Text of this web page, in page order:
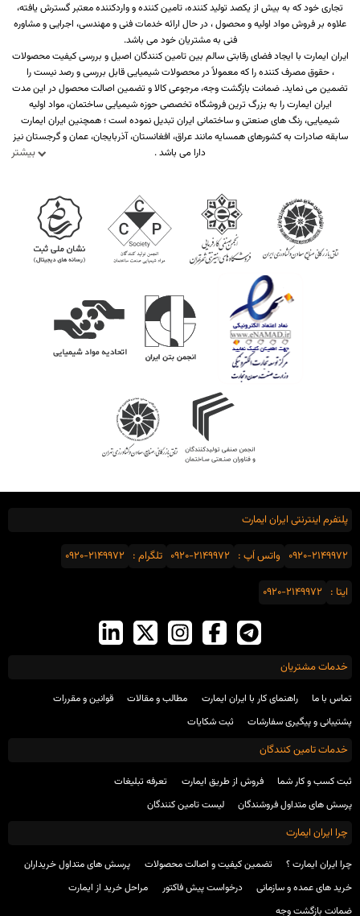
شماره تلفن و ایمیل شما نمایش داده نخواهد شد.
بیشتر
تجاری خود که به بیش از یکصد تولید کننده، تامین کننده و واردکننده معتبر گسترش یافته،
علاوه بر فروش مواد اولیه و محصول ، در حال ارائه خدمات فنی و مهندسی، اجرایی و مشاوره
فنی به مشتریان خود می باشد.
ایران ایمارت با ایجاد فضای رقابتی سالم بین تامین کنندگان اصیل و بررسی کیفیت محصولات
، حقوق مصرف کننده را که معمولاً در محصولات شیمیایی قابل بررسی و رصد نیست را
تضمین می نماید. ضمانت بازگشت وجه، مرجوعی کالا و تضمین اصالت محصول در این مدت
ایران ایمارت را به بزرگ ترین فروشگاه تخصصی حوزه شیمیایی ساختمان، مواد اولیه
شیمیایی، رنگ های صنعتی و ساختمانی ایران تبدیل نموده است ؛ همچنین ایران ایمارت
سابقه صادرات به کشورهای همسایه مانند عراق، افغانستان، آذربایجان، عمان و گرجستان نیز
دارا می باشد .
پلتفرم اینترنتی ایران ایمارت
0920-2149972 واتس اَپ : 0920-2149972 تلگرام : 0920-2149972
ایتا : 0920-2149972
خدمات مشتریان
تماس با ما راهنمای کار با ایران ایمارت مطالب و مقالات
قوانین و مقررات
پشتیبانی و پیگیری سفارشات
ثبت شکایات
خدمات تامین کنندگان
ثبت کسب و کار شما فروش از طریق ایمارت
تعرفه تبلیغات
پرسش های متداول فروشندگان
لیست تامین کنندگان
چرا ایران ایمارت
چرا ایران ایمارت ؟ تضمین کیفیت و اصالت محصولات
پرسش های متداول خریداران
خرید های عمده و سازمانی
درخواست پیش فاکتور
مراحل خرید از ایمارت
ضمانت بازگشت وجه